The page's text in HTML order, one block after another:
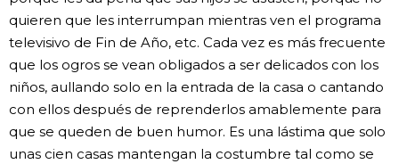
quieren que les interrumpan mientras ven el programa
televisivo de Fin de Año, etc. Cada vez es más frecuente
que los ogros se vean obligados a ser delicados con los
niños, aullando solo en la entrada de la casa o cantando
con ellos después de reprenderlos amablemente para
que se queden de buen humor. Es una lástima que solo
unas cien casas mantengan la costumbre tal como se